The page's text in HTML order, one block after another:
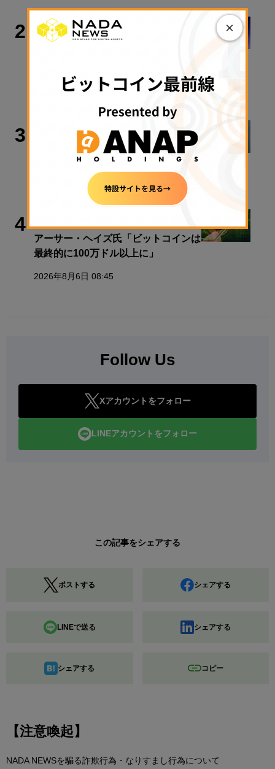
2 ビットコイン
4万3000BTC保有のメタプラネット
保管体制明かす
3
モナコイン、「ブロック生成されず」
送受金停止
2026年8月5日 22:13
4
アーサー・ヘイズ氏「ビットコインは
最終的に100万ドル以上に」
2026年8月6日 08:45
Follow Us
Xアカウントをフォロー
LINEアカウントをフォロー
この記事をシェアする
ポストする シェアする
LINEで送る シェアする
シェアする コピー
【注意喚起】
NADA NEWSを騙る詐欺行為・なりすまし行為について
×